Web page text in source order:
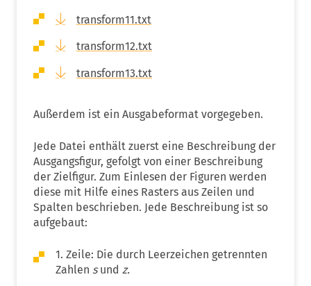
transform11.txt
transform12.txt
transform13.txt
Außerdem ist ein Ausgabeformat vorgegeben.
Jede Datei enthält zuerst eine Beschreibung der
Ausgangsfigur, gefolgt von einer Beschreibung
der Zielfigur. Zum Einlesen der Figuren werden
diese mit Hilfe eines Rasters aus Zeilen und
Spalten beschrieben. Jede Beschreibung ist so
aufgebaut:
1. Zeile: Die durch Leerzeichen getrennten
Zahlen sund z.